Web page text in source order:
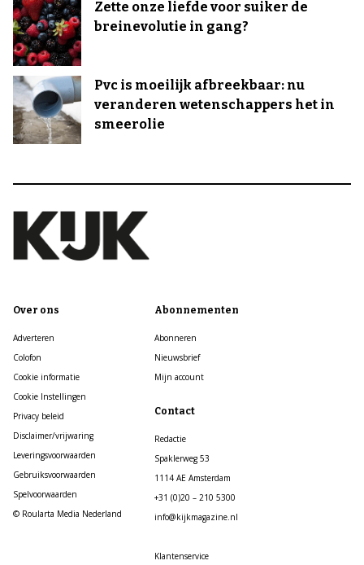
Zette onze liefde voor suiker de
breinevolutie in gang?
Pvc is moeilijk afbreekbaar: nu
veranderen wetenschappers het in
smeerolie
Over ons
Adverteren
Colofon
Cookie informatie
Cookie Instellingen
Privacy beleid
Disclaimer/vrijwaring
Leveringsvoorwaarden
Gebruiksvoorwaarden
Spelvoorwaarden
© Roularta Media Nederland
Abonnementen
Abonneren
Nieuwsbrief
Mijn account
Contact
Redactie
Spaklerweg 53
1114 AE Amsterdam
+31 (0)20 – 210 5300
info@kijkmagazine.nl
Klantenservice